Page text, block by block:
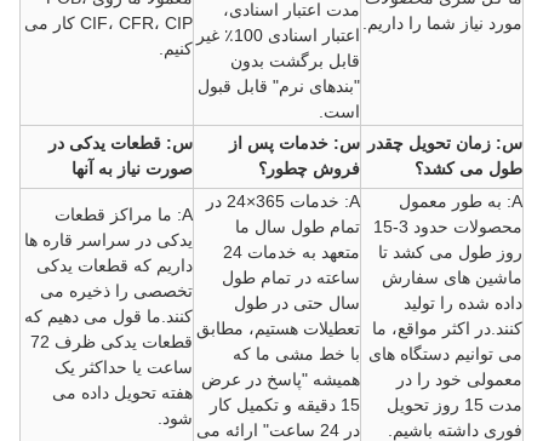
مورد نیاز شما را داریم.
مدت اعتبار اسنادی،
اعتبار اسنادی 100٪ غیر
قابل برگشت بدون
"بندهای نرم" قابل قبول
است.
CIF، CFR، CIP کار می
کنیم.
س: زمان تحویل چقدر
طول می کشد؟
س: خدمات پس از
فروش چطور؟
س: قطعات یدکی در
صورت نیاز به آنها
A: به طور معمول
محصولات حدود 3-15
روز طول می کشد تا
ماشین های سفارش
داده شده را تولید
کنند.در اکثر مواقع، ما
می توانیم دستگاه های
معمولی خود را در
مدت 15 روز تحویل
فوری داشته باشیم.
A: خدمات 365×24 در
تمام طول سال ما
متعهد به خدمات 24
ساعته در تمام طول
سال حتی در طول
تعطیلات هستیم، مطابق
با خط مشی ما که
همیشه "پاسخ در عرض
15 دقیقه و تکمیل کار
در 24 ساعت" ارائه می
A: ما مراکز قطعات
یدکی در سراسر قاره ها
داریم که قطعات یدکی
تخصصی را ذخیره می
کنند.ما قول می دهیم که
قطعات یدکی ظرف 72
ساعت یا حداکثر یک
هفته تحویل داده می
شود.